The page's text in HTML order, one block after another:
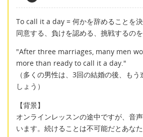
To call it a day = 何かを辞めることを
同意する、負けを認める、挑戦するの
"After three marriages, many men
more than ready to call it a day."
（多くの男性は、3回の結婚の後、も
しょう）
【背景】
オンラインレッスンの途中ですが、音
います。続けることは不可能だとあな